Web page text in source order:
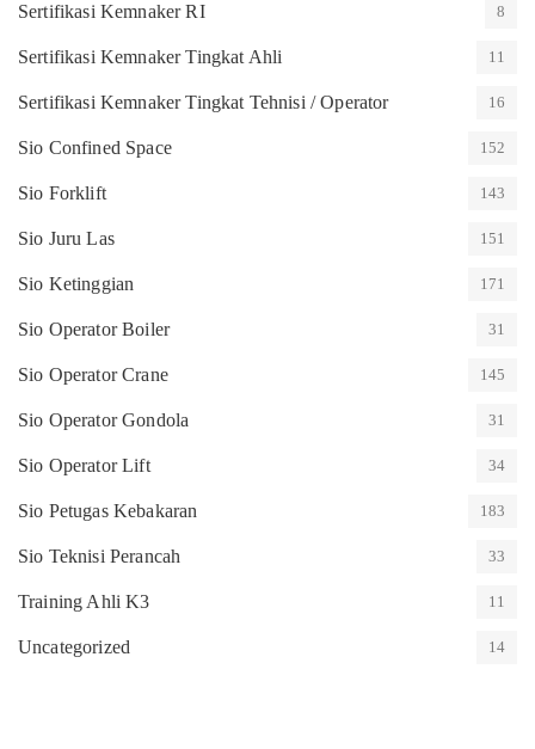
Sertifikasi Kemnaker RI 8
Sertifikasi Kemnaker Tingkat Ahli 11
Sertifikasi Kemnaker Tingkat Tehnisi / Operator 16
Sio Confined Space 152
Sio Forklift 143
Sio Juru Las 151
Sio Ketinggian 171
Sio Operator Boiler 31
Sio Operator Crane 145
Sio Operator Gondola 31
Sio Operator Lift 34
Sio Petugas Kebakaran 183
Sio Teknisi Perancah 33
Training Ahli K3 11
Uncategorized 14